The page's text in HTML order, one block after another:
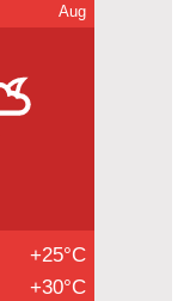
Aug
+25°C
+30°C